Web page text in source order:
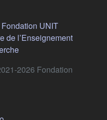
Fondation UNIT(s'ouvre
de l’Enseignement
(s'ouvre dans un nouvel
2026 Fondation